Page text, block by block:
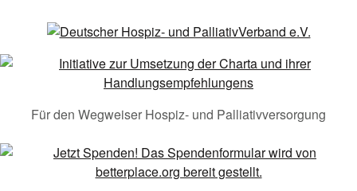
Für den Wegweiser Hospiz- und Palliativversorgung